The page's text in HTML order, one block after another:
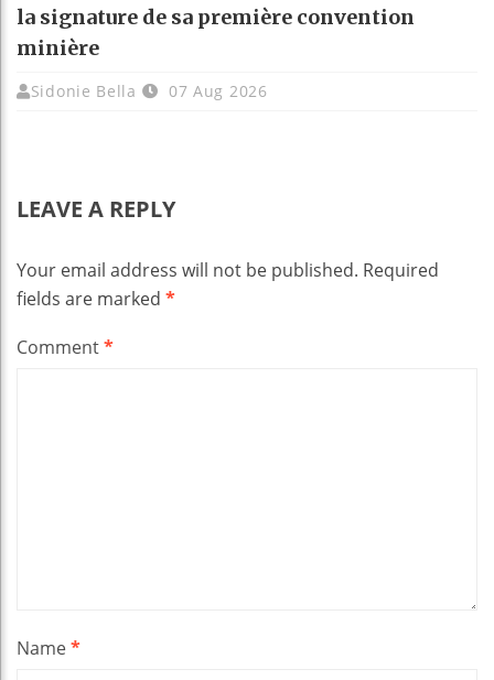
la signature de sa première convention
minière
Sidonie Bella 07 Aug 2026
LEAVE A REPLY
Your email address will not be published. Required
fields are marked *
Comment*
Name*